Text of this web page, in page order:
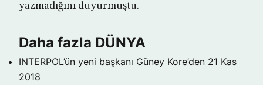
yazmadığını duyurmuştu.
Daha fazla DÜNYA
INTERPOL’ün yeni başkanı Güney Kore’den 21 Kas
2018